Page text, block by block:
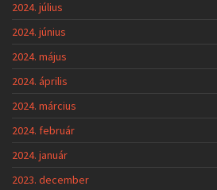
2024. július
2024. június
2024. május
2024. április
2024. március
2024. február
2024. január
2023. december